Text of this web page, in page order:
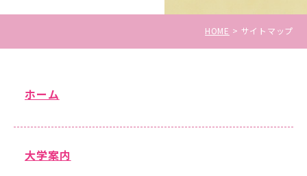
在学生の方
HOME サイトマップ
ホーム
大学案内